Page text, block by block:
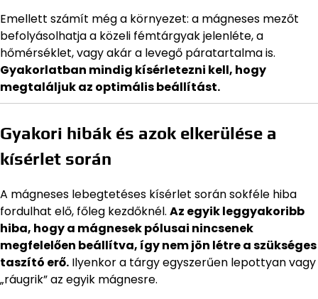
Emellett számít még a környezet: a mágneses mezőt
befolyásolhatja a közeli fémtárgyak jelenléte, a
hőmérséklet, vagy akár a levegő páratartalma is.
Gyakorlatban mindig kísérletezni kell, hogy
megtaláljuk az optimális beállítást.
Gyakori hibák és azok elkerülése a
kísérlet során
A mágneses lebegtetéses kísérlet során sokféle hiba
fordulhat elő, főleg kezdőknél. Az egyik leggyakoribb
hiba, hogy a mágnesek pólusai nincsenek
megfelelően beállítva, így nem jön létre a szükséges
taszító erő. Ilyenkor a tárgy egyszerűen lepottyan vagy
„ráugrik” az egyik mágnesre.